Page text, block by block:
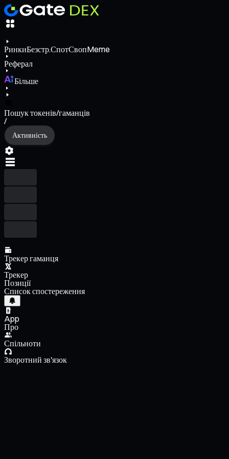
РинкиБезстр.СпотСвопMeme
Реферал
Більше
Пошук токенів/гаманців
/
Активність
Трекер гаманця
Трекер
Позиції
Список спостереження
App
Про
Спільноти
Зворотний зв'язок